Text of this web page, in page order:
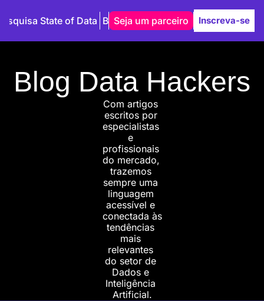
State of Data Blog Autores
Seja um parceiro Inscreva-se
Blog Data Hackers
Com artigos
escritos por
especialistas
e
profissionais
do mercado,
trazemos
sempre uma
linguagem
acessível e
conectada às
tendências
mais
relevantes
do setor de
Dados e
Inteligência
Artificial.